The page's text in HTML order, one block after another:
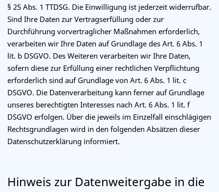
§ 25 Abs. 1 TTDSG. Die Einwilligung ist jederzeit widerrufbar.
Sind Ihre Daten zur Vertragserfüllung oder zur
Durchführung vorvertraglicher Maßnahmen erforderlich,
verarbeiten wir Ihre Daten auf Grundlage des Art. 6 Abs. 1
lit. b DSGVO. Des Weiteren verarbeiten wir Ihre Daten,
sofern diese zur Erfüllung einer rechtlichen Verpflichtung
erforderlich sind auf Grundlage von Art. 6 Abs. 1 lit. c
DSGVO. Die Datenverarbeitung kann ferner auf Grundlage
unseres berechtigten Interesses nach Art. 6 Abs. 1 lit. f
DSGVO erfolgen. Über die jeweils im Einzelfall einschlägigen
Rechtsgrundlagen wird in den folgenden Absätzen dieser
Datenschutzerklärung informiert.
Hinweis zur Datenweitergabe in die